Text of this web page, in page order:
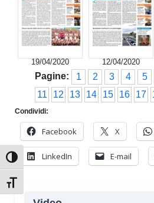
Attiva/disattiva alto contrasto
Attiva/disattiva dimensione testo
19/04/2020 12/04/2020
Pagine: 1 2 3 4 5
11
12 13 14 15 16 17
Condividi:
Facebook X
LinkedIn E-mail